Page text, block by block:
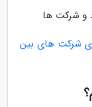
و شرکت ها
شرکت های بین